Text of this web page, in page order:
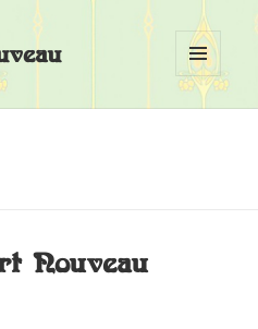
MENU
EN
Nouveau